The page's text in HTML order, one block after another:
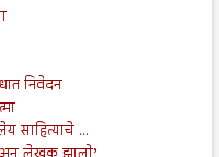
निवेदन
साहित्याचे ...